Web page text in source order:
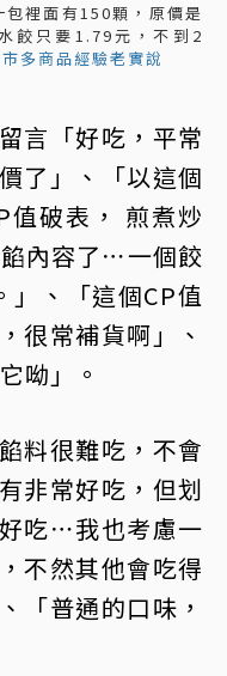
包裡面有150顆，原價是
餃只要1.79元，不到2
多商品經驗老實說
言「好吃，平常
了」、「以這個
值破表， 煎煮炒
內容了⋯一個餃
」、「這個CP值
很常補貨啊」、
呦」。
料很難吃，不會
非常好吃，但划
吃⋯我也考慮一
不然其他會吃得
「普通的口味，